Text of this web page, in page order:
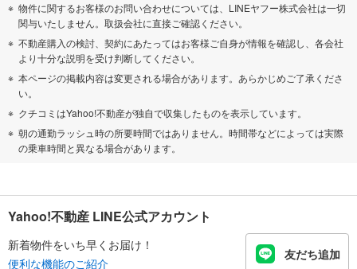
物件に関するお客様のお問い合わせについては、LINEヤフー株式会社は一切
関与いたしません。取扱会社に直接ご確認ください。
不動産購入の検討、契約にあたってはお客様ご自身が情報を確認し、各会社
より十分な説明を受け判断してください。
本ページの掲載内容は変更される場合があります。あらかじめご了承くださ
い。
クチコミはYahoo!不動産が独自で収集したものを表示しています。
朝の通勤ラッシュ時の所要時間ではありません。時間帯などによっては実際
の乗車時間と異なる場合があります。
Yahoo!不動産 LINE公式アカウント
新着物件をいち早くお届け！
便利な機能のご紹介
友だち追加